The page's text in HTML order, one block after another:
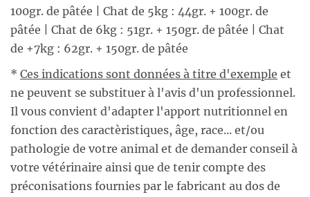
100gr. de pâtée | Chat de 5kg : 44gr. + 100gr. de
pâtée | Chat de 6kg : 51gr. + 150gr. de pâtée | Chat
de +7kg : 62gr. + 150gr. de pâtée
* Ces indications sont données à titre d'exemple et
ne peuvent se substituer à l'avis d'un professionnel.
Il vous convient d'adapter l'apport nutritionnel en
fonction des caractèristiques, âge, race... et/ou
pathologie de votre animal et de demander conseil à
votre vétérinaire ainsi que de tenir compte des
préconisations fournies par le fabricant au dos de